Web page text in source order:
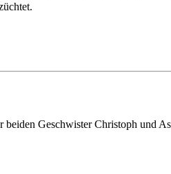
Geschwister Christoph und